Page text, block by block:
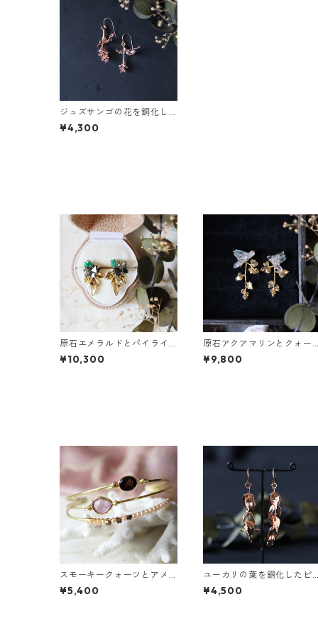
ジュズサンゴの花を銅化し
たピアス
¥4,300
原石エメラルドとパイライ
トとクレマチスの葉ピアス
¥10,300
原石アクアマリンとクォー
ツとカニクサの葉ピアス
¥9,800
スモーキークォーツとアメ
ジストの真鍮3連バングル
¥5,400
ユーカリの葉を銅化したピ
アス
¥4,500